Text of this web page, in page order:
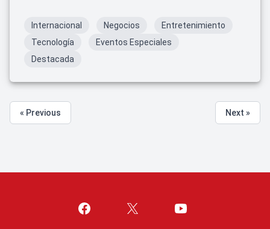
19 de septiembre.
Internacional Negocios
Entretenimiento
Tecnología
Eventos Especiales
Destacada
« Previous Next »